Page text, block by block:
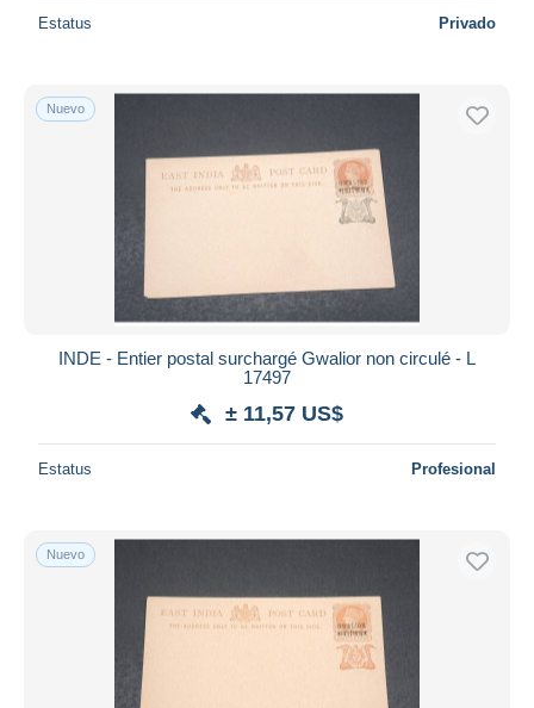
Residencia del vendedor
Estatus Privado
Nuevo
INDE - Entier postal surchargé Gwalior non circulé - L
17497
± 11,57 US$
Estatus Profesional
Nuevo